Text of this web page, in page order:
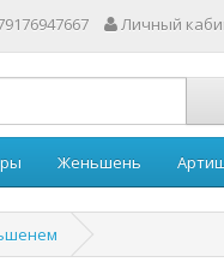
Личный
Женьшень